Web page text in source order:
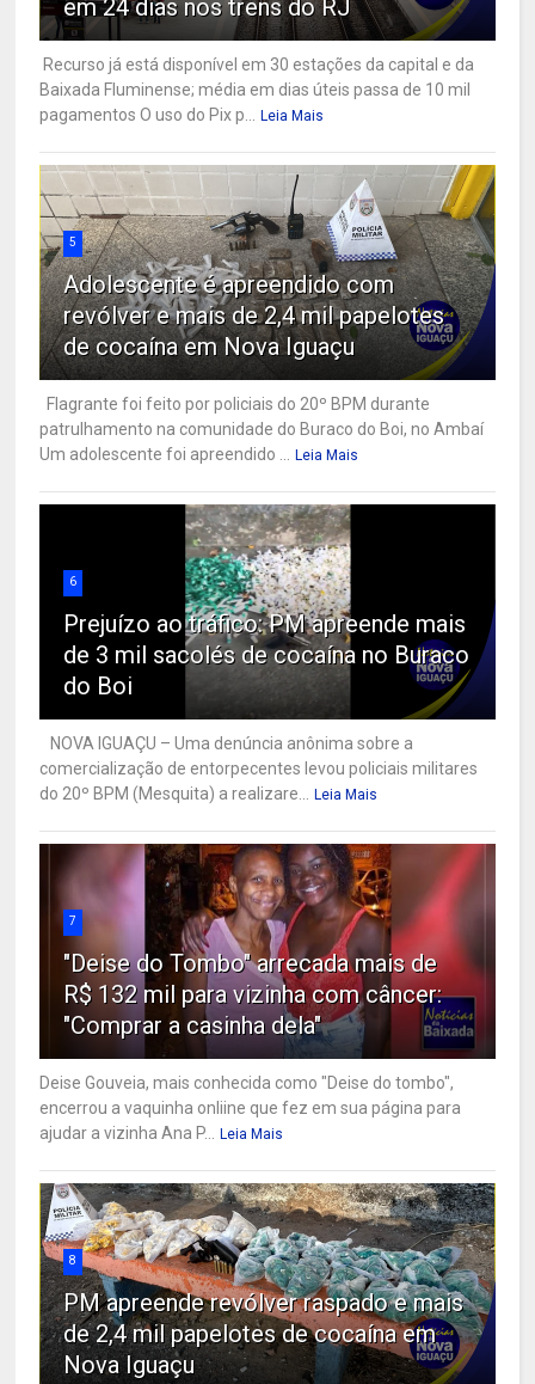
em 24 dias nos trens do RJ
Recurso já está disponível em 30 estações da capital e da
Baixada Fluminense; média em dias úteis passa de 10 mil
pagamentos O uso do Pix p...
Leia Mais
5
Adolescente é apreendido com
revólver e mais de 2,4 mil papelotes
de cocaína em Nova Iguaçu
Flagrante foi feito por policiais do 20º BPM durante
patrulhamento na comunidade do Buraco do Boi, no Ambaí
Um adolescente foi apreendido ...
Leia Mais
6
Prejuízo ao tráfico: PM apreende mais
de 3 mil sacolés de cocaína no Buraco
do Boi
NOVA IGUAÇU – Uma denúncia anônima sobre a
comercialização de entorpecentes levou policiais militares
do 20º BPM (Mesquita) a realizare...
Leia Mais
7
"Deise do Tombo" arrecada mais de
R$ 132 mil para vizinha com câncer:
"Comprar a casinha dela"
Deise Gouveia, mais conhecida como "Deise do tombo",
encerrou a vaquinha onliine que fez em sua página para
ajudar a vizinha Ana P...
Leia Mais
8
PM apreende revólver raspado e mais
de 2,4 mil papelotes de cocaína em
Nova Iguaçu